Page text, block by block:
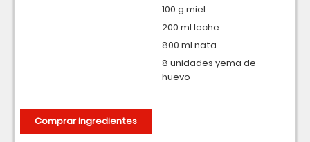
100 g miel
200 ml leche
800 ml nata
8 unidades yema de
huevo
Comprar ingredientes